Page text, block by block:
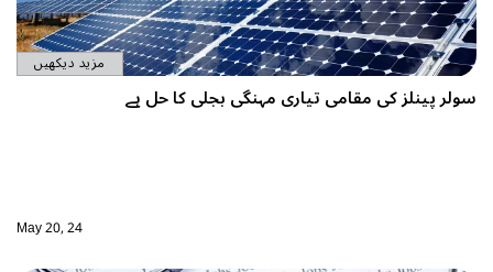
مزید دیکھیں
سولر پینلز کی مقامی تیاری مہنگی بجلی کا حل ہے
May 20, 24